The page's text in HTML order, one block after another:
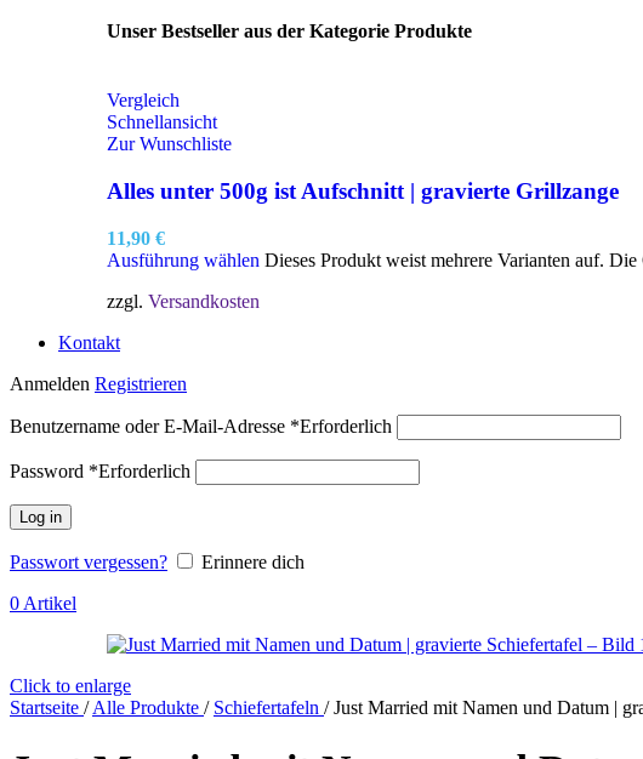
Unser Bestseller aus der Kategorie Produkte
Vergleich
Schnellansicht
Zur Wunschliste
Alles unter 500g ist Aufschnitt | gravierte Grillzange
11,90 €
Ausführung wählen Dieses Produkt weist mehrere Varianten auf.
zzgl. Versandkosten
Kontakt
Anmelden Registrieren
Benutzername oder E-Mail-Adresse *Erforderlich
Password *Erforderlich
Log in
Passwort vergessen?
Erinnere dich
0 Artikel
Click to enlarge
Startseite / Alle Produkte / Schiefertafeln / Just Married mit Namen und Datum |